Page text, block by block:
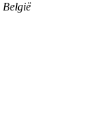
België